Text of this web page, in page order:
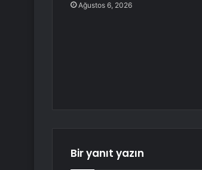
Ağustos 6, 2026
Bir yanıt yazın